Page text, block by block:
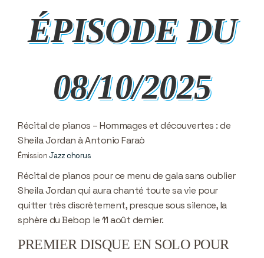
ÉPISODE DU
08/10/2025
Récital de pianos – Hommages et découvertes : de
Sheila Jordan à Antonio Faraò
Émission Jazz chorus
Récital de pianos pour ce menu de gala sans oublier
Sheila Jordan qui aura chanté toute sa vie pour
quitter très discrètement, presque sous silence, la
sphère du Bebop le 11 août dernier.
PREMIER DISQUE EN SOLO POUR